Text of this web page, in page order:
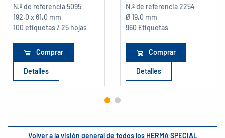
N.º de referencia5095
192,0 x 61,0 mm
100 etiquetas / 25 hojas
Comprar
Detalles
N.º de referencia2254
Ø 19,0 mm
960 Etiquetas
Comprar
Detalles
Volver a la visión general de todos los HERMA SPECIAL